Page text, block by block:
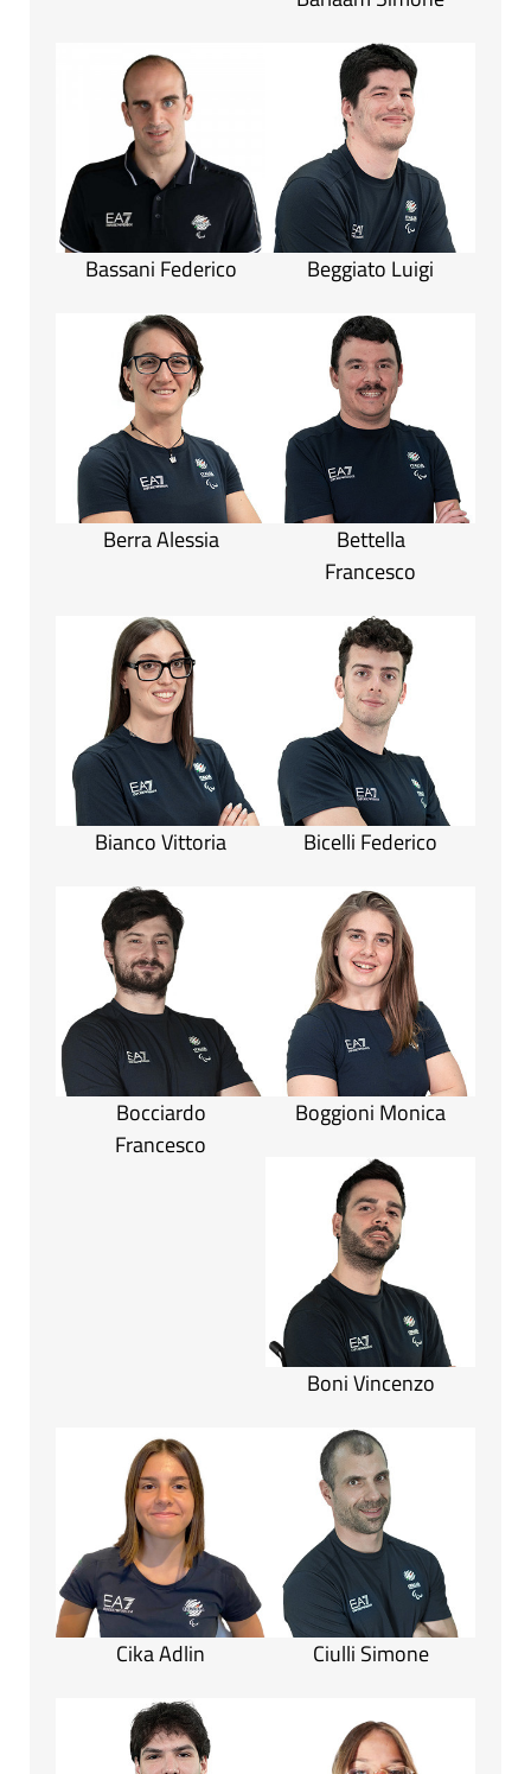
Bassani Federico Beggiato Luigi
Berra Alessia
Bettella
Francesco
Bianco Vittoria Bicelli Federico
Bocciardo
Francesco
Boggioni Monica
Boni Vincenzo
Cika Adlin Ciulli Simone